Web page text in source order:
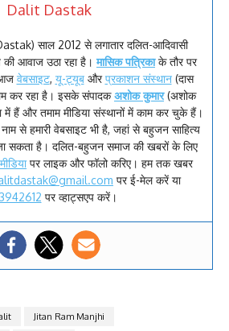
Dalit Dastak
साल 2012 से लगातार दलित-आदिवासी
आवाज उठा रहा है।मासिक पत्रिकाके तौर पर
वेबसाइट, यू-ट्यूबऔरप्रकाशन संस्थान(दास
कर रहा है। इसके संपादक अशोक कुमार (अशोक
में हैं और तमाम मीडिया संस्थानों में काम कर चुके हैं।
नाम से हमारी वेबसाइट भी है, जहां से बहुजन साहित्य
सकता है। दलित-बहुजन समाज की खबरों के लिए
पर लाइक और फॉलो करिए। हम तक खबर
पर ई-मेल करें या
पर व्हाट्सएप करें।
Jitan Ram Manjhi